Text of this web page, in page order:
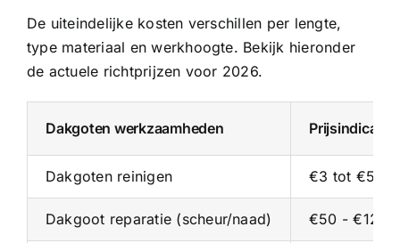
De uiteindelijke kosten verschillen per lengte,
type materiaal en werkhoogte. Bekijk hieronder
de actuele richtprijzen voor 2026.
Dakgoten werkzaamheden Prijsindicatie
Dakgoten reinigen €3 tot €5
Dakgoot reparatie (scheur/naad) €50 - €125